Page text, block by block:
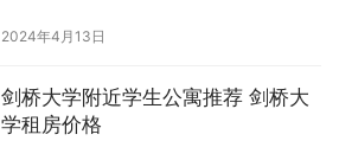
2024年4月13日
剑桥大学附近学生公寓推荐 剑桥大
学租房价格